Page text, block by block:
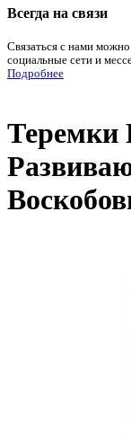
Всегда на связи
Связаться с нами
социальные сети и
Подробнее
Теремки